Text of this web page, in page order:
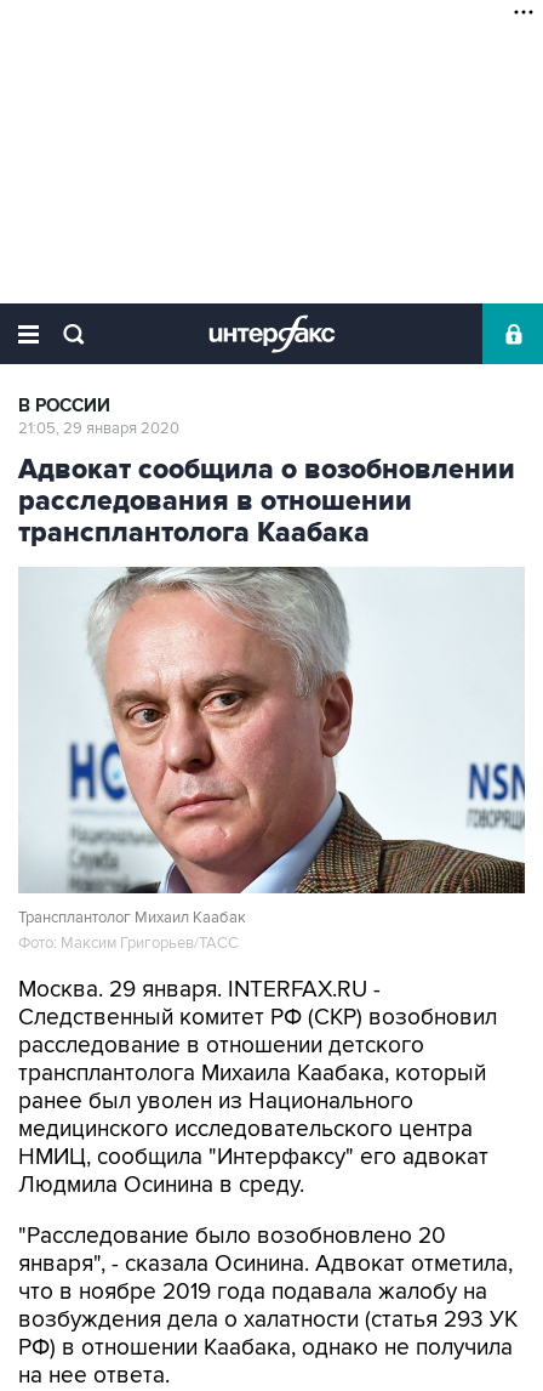
В РОССИИ
21:05, 29 января 2020
Адвокат сообщила о возобновлении
расследования в отношении
трансплантолога Каабака
Трансплантолог Михаил Каабак
Фото: Максим Григорьев/ТАСС
Москва. 29 января. INTERFAX.RU -
Следственный комитет РФ (СКР) возобновил
расследование в отношении детского
трансплантолога Михаила Каабака, который
ранее был уволен из Национального
медицинского исследовательского центра
НМИЦ, сообщила "Интерфаксу" его адвокат
Людмила Осинина в среду.
"Расследование было возобновлено 20
января", - сказала Осинина. Адвокат отметила,
что в ноябре 2019 года подавала жалобу на
возбуждения дела о халатности (статья 293 УК
РФ) в отношении Каабака, однако не получила
на нее ответа.